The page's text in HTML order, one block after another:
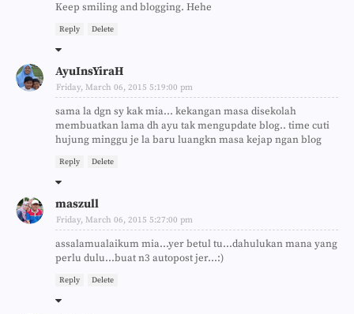
Keep smiling and blogging. Hehe
Reply Delete
AyuInsYiraH
Friday, March 06, 2015 5:19:00 pm
sama la dgn sy kak mia... kekangan masa disekolah
membuatkan lama dh ayu tak mengupdate blog.. time cuti
hujung minggu je la baru luangkn masa kejap ngan blog
Reply Delete
maszull
Friday, March 06, 2015 5:27:00 pm
assalamualaikum mia...yer betul tu...dahulukan mana yang
perlu dulu...buat n3 autopost jer...:)
Reply Delete